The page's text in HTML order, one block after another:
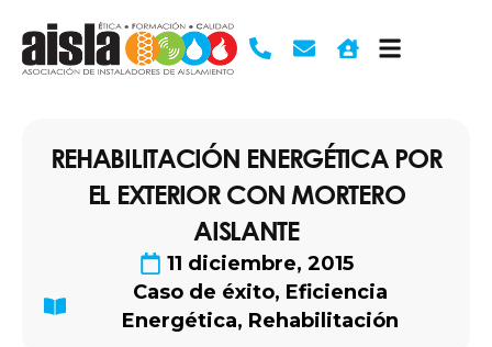
contenido
REHABILITACIÓN ENERGÉTICA POR
EL EXTERIOR CON MORTERO
AISLANTE
11 diciembre, 2015
Caso de éxito, Eficiencia
Energética, Rehabilitación